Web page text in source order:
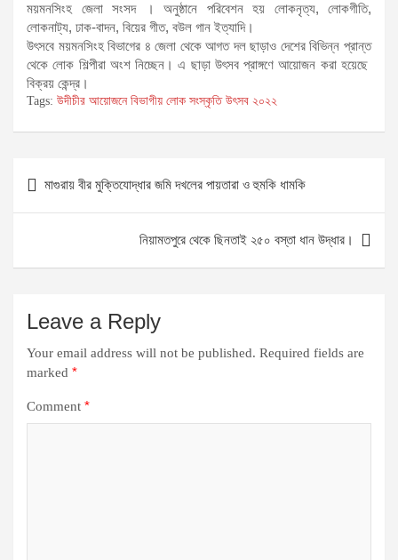
ময়মনসিংহ জেলা সংসদ । অনুষ্ঠানে পরিবেশন হয় লোকনৃত্য, লোকগীতি,
লোকনাট্য, ঢাক-বাদন, বিয়ের গীত, বউল গান ইত্যাদি।
উৎসবে ময়মনসিংহ বিভাগের ৪ জেলা থেকে আগত দল ছাড়াও দেশের বিভিন্ন প্রান্ত
থেকে লোক শিল্পীরা অংশ নিচ্ছেন। এ ছাড়া উৎসব প্রাঙ্গণে আয়োজন করা হয়েছে
বিক্রয় কেন্দ্র।
Tags: উদীচীর আয়োজনে বিভাগীয় লোক সংস্কৃতি উৎসব ২০২২
navigation
মাগুরায় বীর মুক্তিযোদ্ধার জমি দখলের পায়তারা ও হুমকি ধামকি
নিয়ামতপুরে থেকে ছিনতাই ২৫০ বস্তা ধান উদ্ধার।
Leave a Reply
Your email address will not be published. Required fields are
marked *
Comment *